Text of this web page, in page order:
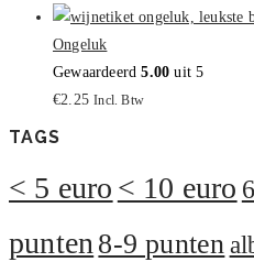
Ongeluk
Gewaardeerd5.00 uit 5
€2.25 Incl. Btw
TAGS
< 5 euro < 10 euro
punten 8-9 punten